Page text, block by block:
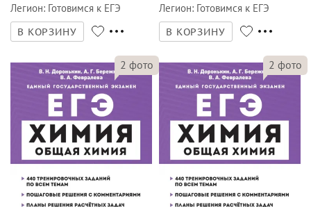
Легион: Готовимся к ЕГЭ
В КОРЗИНУ
Легион: Готовимся к ЕГЭ
В КОРЗИНУ
2 фото 2 фото